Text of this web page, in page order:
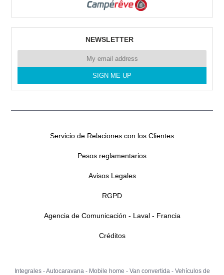
NEWSLETTER
Servicio de Relaciones con los Clientes
Pesos reglamentarios
Avisos Legales
RGPD
Agencia de Comunicación - Laval - Francia
Créditos
Integrales -Autocaravana - Mobile home - Van convertida - Vehículos de